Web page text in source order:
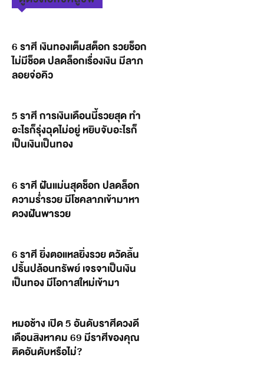
6 ราศี เงินทองเต็มสต็อก รวยช็อก
ไม่มีช็อต ปลดล็อกเรื่องเงิน มีลาภ
ลอยจ่อคิว
5 ราศี การเงินเดือนนี้รวยสุด ทำ
อะไรก็รุ่งฉุดไม่อยู่ หยิบจับอะไรก็
เป็นเงินเป็นทอง
6 ราศี ฝันแม่นสุดช็อก ปลดล็อก
ความร่ำรวย มีโชคลาภเข้ามาหา
ดวงฝันพารวย
6 ราศี ยิ่งตอแหลยิ่งรวย ตวัดลิ้น
ปริ้นปล้อนทรัพย์ เจรจาเป็นเงิน
เป็นทอง มีโอกาสใหม่เข้ามา
หมอช้าง เปิด 5 อันดับราศีดวงดี
เดือนสิงหาคม 69 มีราศีของคุณ
ติดอันดับหรือไม่?